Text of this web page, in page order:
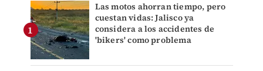
Las motos ahorran tiempo, pero
cuestan vidas: Jalisco ya
considera a los accidentes de
'bikers' como problema